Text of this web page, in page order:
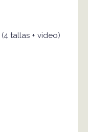
tallas + video)